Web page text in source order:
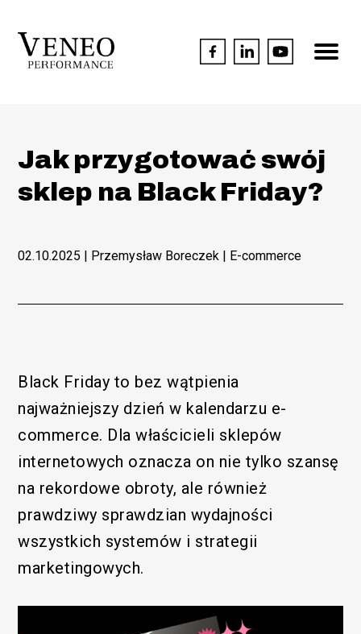
Jak przygotować swój
sklep na Black Friday?
02.10.2025 | Przemysław Boreczek | E-commerce
Black Friday to bez wątpienia
najważniejszy dzień w kalendarzu e-
commerce. Dla właścicieli sklepów
internetowych oznacza on nie tylko szansę
na rekordowe obroty, ale również
prawdziwy sprawdzian wydajności
wszystkich systemów i strategii
marketingowych.